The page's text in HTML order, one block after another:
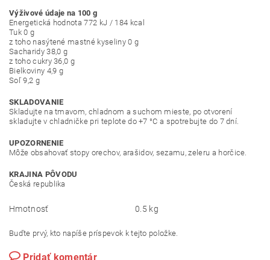
Výživové údaje na 100 g
Energetická hodnota 772 kJ / 184 kcal
Tuk 0 g
z toho nasýtené mastné kyseliny 0 g
Sacharidy 38,0 g
z toho cukry 36,0 g
Bielkoviny 4,9 g
Soľ 9,2 g
SKLADOVANIE
Skladujte na tmavom, chladnom a suchom mieste, po otvorení
skladujte v chladničke pri teplote do +7 °C a spotrebujte do 7 dní.
UPOZORNENIE
Môže obsahovať stopy orechov, arašidov, sezamu, zeleru a horčice.
KRAJINA PÔVODU
Česká republika
Hmotnosť 0.5 kg
Buďte prvý, kto napíše príspevok k tejto položke.
Pridať komentár